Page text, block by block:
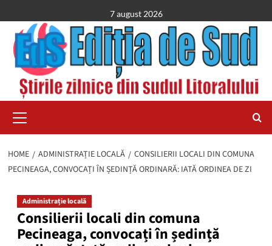
to
content
7 august 2026
Menu
HOME ADMINISTRAȚIE LOCALĂ
CONSILIERII LOCALI DIN COMUNA
PECINEAGA, CONVOCAȚI ÎN ȘEDINȚĂ ORDINARĂ: IATĂ ORDINEA DE ZI
Administrație locală
Consilierii locali din comuna
Pecineaga, convocați în ședință